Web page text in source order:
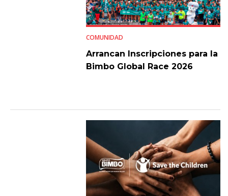
COMUNIDAD
Arrancan Inscripciones para la
Bimbo Global Race 2026